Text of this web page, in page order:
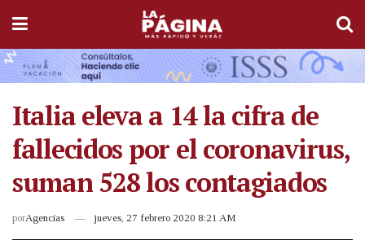
Italia eleva a 14 la cifra de
fallecidos por el coronavirus,
suman 528 los contagiados
porAgencias jueves, 27 febrero 2020 8:21 AM